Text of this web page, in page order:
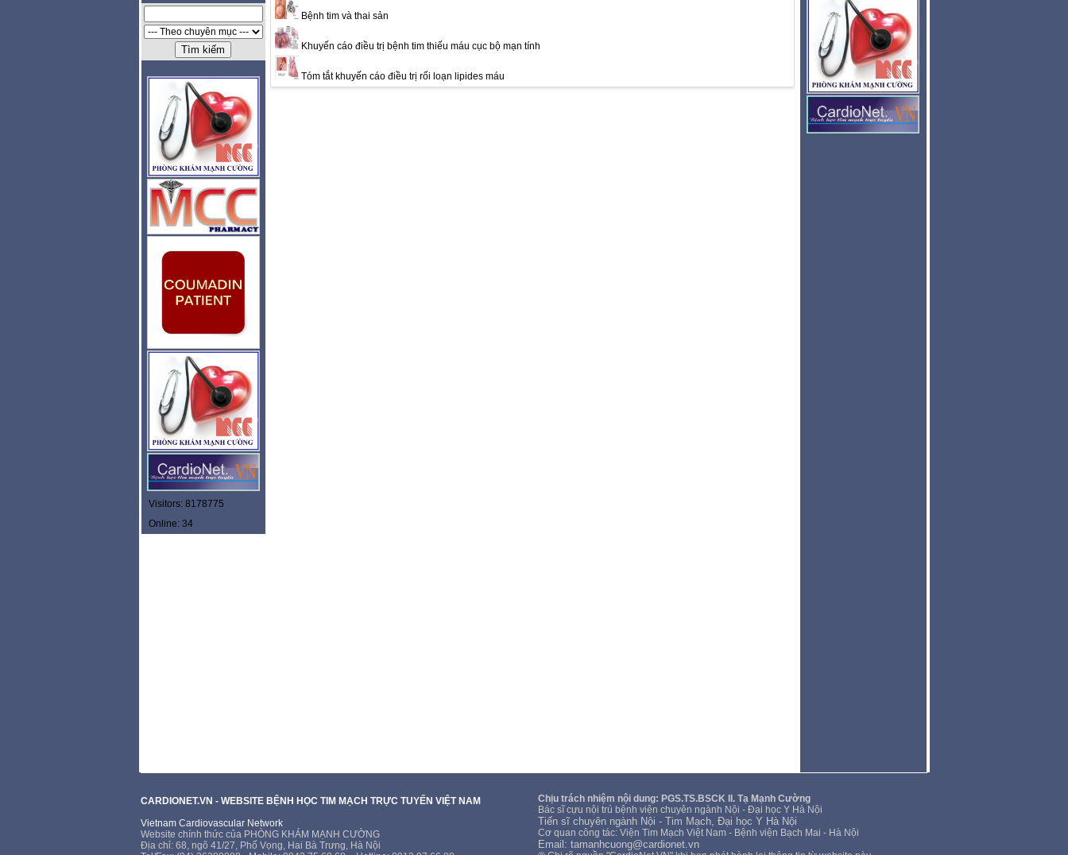
Visitors: 8178775
Online: 34
Bệnh tim và thai sản
Khuyến cáo điều trị bệnh tim thiếu máu cục bộ mạn tính
Tóm tắt khuyến cáo điều trị rối loạn lipides máu
CARDIONET.VN - WEBSITE BỆNH HỌC TIM MẠCH TRỰC TUYẾN VIỆT NAM
Vietnam Cardiovascular Network
Website chính thức của PHÒNG KHÁM MẠNH CƯỜNG
Địa chỉ: 68, ngõ 41/27, Phố Vọng, Hai Bà Trưng, Hà Nội
Chịu trách nhiệm nội dung: PGS.TS.BSCK II. Tạ Mạnh Cường
Bác sĩ cựu nội trú bệnh viện chuyên ngành Nội - Đại học Y Hà Nội
Tiến sĩ chuyên ngành Nội - Tim Mạch, Đại học Y Hà Nội
Cơ quan công tác: Viện Tim Mạch Việt Nam - Bệnh viện Bạch Mai - Hà Nội
Email: tamanhcuong@cardionet.vn